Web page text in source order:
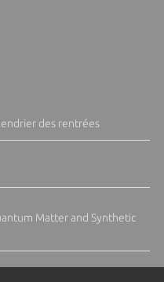
des rentrées
Matter and Synthetic